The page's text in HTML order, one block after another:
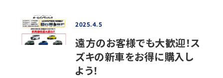
2025.4.5
遠方のお客様でも大歓迎！ス
ズキの新車をお得に購入し
よう！